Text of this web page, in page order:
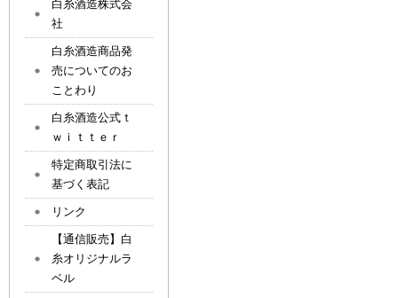
白糸酒造株式会
社
白糸酒造商品発
売についてのお
ことわり
白糸酒造公式ｔ
ｗｉｔｔｅｒ
特定商取引法に
基づく表記
リンク
【通信販売】白
糸オリジナルラ
ベル